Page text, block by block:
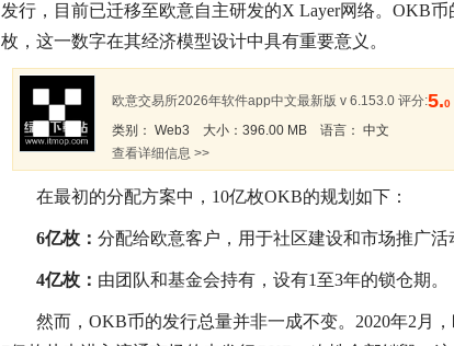
发行，目前已迁移至欧意自主研发的X Layer网络。OKB
枚，这一数字在其经济模型设计中具有重要意义。
欧意交易所2026年软件app中文最新版 v 6.153.0 评分:5.0
类别： Web3 大小：396.00 MB 语言： 中文
查看详细信息 >>
在最初的分配方案中，10亿枚OKB的规划如下：
6亿枚： 分配给欧意客户，用于社区建设和市场推广活
4亿枚： 由团队和基金会持有，设有1至3年的锁仓期。
然而，OKB币的发行总量并非一成不变。2020年2月